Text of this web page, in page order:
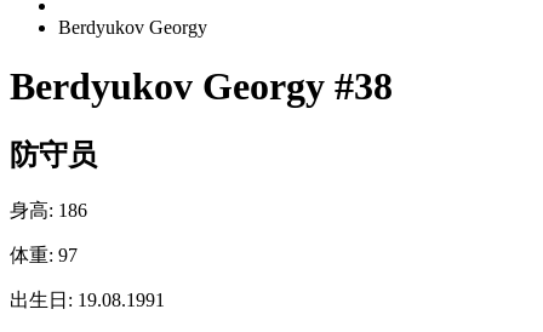
Berdyukov Georgy
Berdyukov Georgy #38
防守员
身高: 186
体重: 97
出生日: 19.08.1991